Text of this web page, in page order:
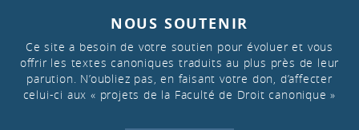
NOUS SOUTENIR
Ce site a besoin de votre soutien pour évoluer et vous
offrir les textes canoniques traduits au plus près de leur
parution. N’oubliez pas, en faisant votre don, d’affecter
celui-ci aux « projets de la Faculté de Droit canonique »